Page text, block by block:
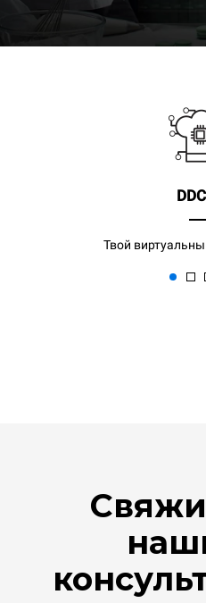
Твой